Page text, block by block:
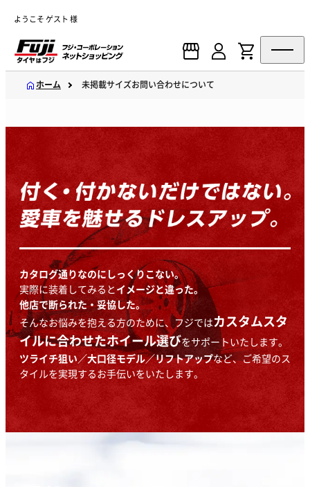
ようこそ ゲスト 様
ホーム 未掲載サイズお問い合わせについて
“合う”だけではなく、“魅せる”ホイール選びも
ぜひフジにお任せください。
カタログ通りなのにしっくりこない。
実際に装着してみると イメージと違った。
他店で断られた・妥協した。
そんなお悩みを抱える方のために、フジではカスタムスタ
イルに合わせたホイール選びをサポートいたします。
ツライチ狙い／大口径モデル／リフトアップなど、ご希望のス
タイルを実現するお手伝いをいたします。